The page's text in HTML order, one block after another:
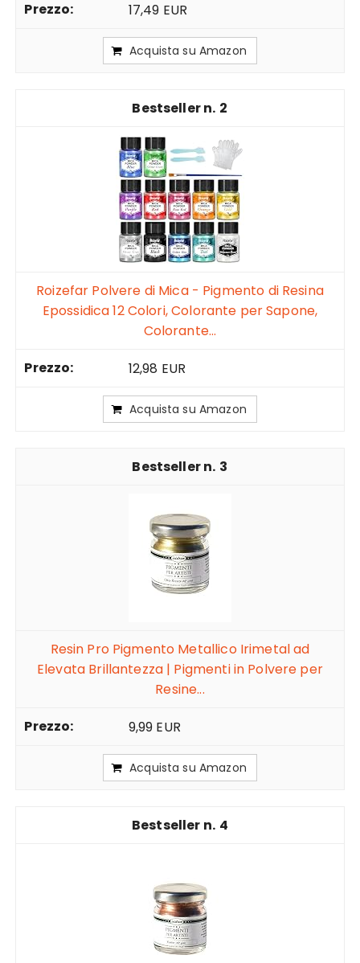
17,49 EUR
Acquista su Amazon
2
Roizefar Polvere di Mica - Pigmento di Resina
Epossidica 12 Colori, Colorante per Sapone,
Colorante...
12,98 EUR
Acquista su Amazon
3
Resin Pro Pigmento Metallico Irimetal ad
Elevata Brillantezza | Pigmenti in Polvere per
Resine...
9,99 EUR
Acquista su Amazon
4